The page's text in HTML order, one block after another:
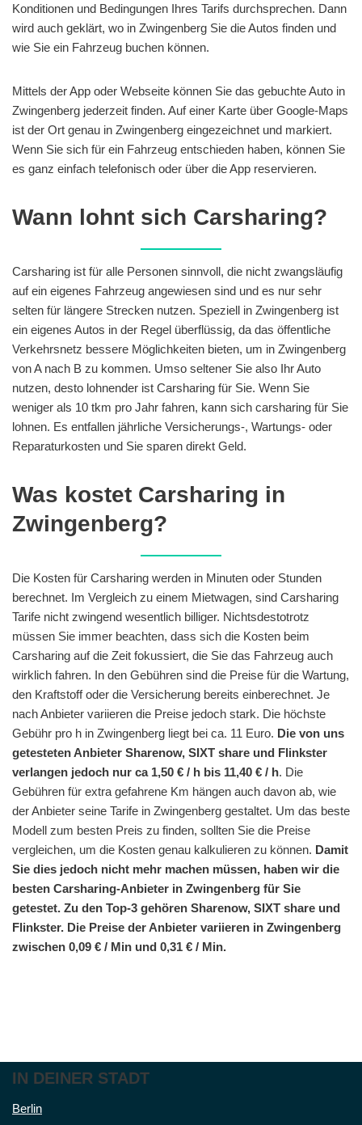
Konditionen und Bedingungen Ihres Tarifs durchsprechen. Dann
wird auch geklärt, wo in Zwingenberg Sie die Autos finden und
wie Sie ein Fahrzeug buchen können.
Mittels der App oder Webseite können Sie das gebuchte Auto in
Zwingenberg jederzeit finden. Auf einer Karte über Google-Maps
ist der Ort genau in Zwingenberg eingezeichnet und markiert.
Wenn Sie sich für ein Fahrzeug entschieden haben, können Sie
es ganz einfach telefonisch oder über die App reservieren.
Wann lohnt sich Carsharing?
Carsharing ist für alle Personen sinnvoll, die nicht zwangsläufig
auf ein eigenes Fahrzeug angewiesen sind und es nur sehr
selten für längere Strecken nutzen. Speziell in Zwingenberg ist
ein eigenes Autos in der Regel überflüssig, da das öffentliche
Verkehrsnetz bessere Möglichkeiten bieten, um in Zwingenberg
von A nach B zu kommen. Umso seltener Sie also Ihr Auto
nutzen, desto lohnender ist Carsharing für Sie. Wenn Sie
weniger als 10 tkm pro Jahr fahren, kann sich carsharing für Sie
lohnen. Es entfallen jährliche Versicherungs-, Wartungs- oder
Reparaturkosten und Sie sparen direkt Geld.
Was kostet Carsharing in
Zwingenberg?
Die Kosten für Carsharing werden in Minuten oder Stunden
berechnet. Im Vergleich zu einem Mietwagen, sind Carsharing
Tarife nicht zwingend wesentlich billiger. Nichtsdestotrotz
müssen Sie immer beachten, dass sich die Kosten beim
Carsharing auf die Zeit fokussiert, die Sie das Fahrzeug auch
wirklich fahren. In den Gebühren sind die Preise für die Wartung,
den Kraftstoff oder die Versicherung bereits einberechnet. Je
nach Anbieter variieren die Preise jedoch stark. Die höchste
Gebühr pro h in Zwingenberg liegt bei ca. 11 Euro. Die von uns
getesteten Anbieter Sharenow, SIXT share und Flinkster
verlangen jedoch nur ca 1,50 € / h bis 11,40 € / h. Die
Gebühren für extra gefahrene Km hängen auch davon ab, wie
der Anbieter seine Tarife in Zwingenberg gestaltet. Um das beste
Modell zum besten Preis zu finden, sollten Sie die Preise
vergleichen, um die Kosten genau kalkulieren zu können. Damit
Sie dies jedoch nicht mehr machen müssen, haben wir die
besten Carsharing-Anbieter in Zwingenberg für Sie
getestet. Zu den Top-3 gehören Sharenow, SIXT share und
Flinkster. Die Preise der Anbieter variieren in Zwingenberg
zwischen 0,09 € / Min und 0,31 € / Min.
IN DEINER STADT
Berlin